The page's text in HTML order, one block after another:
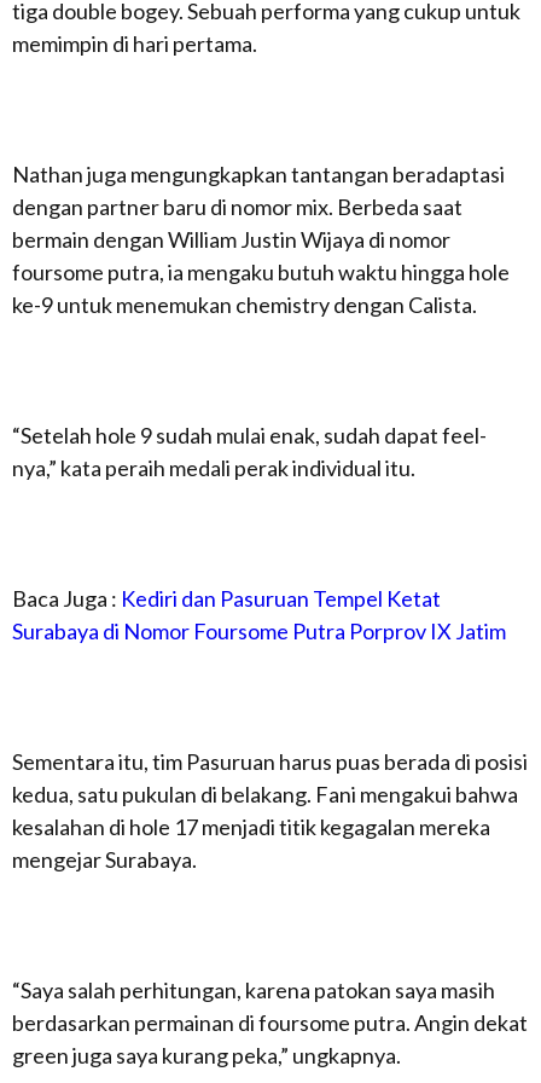
tiga double bogey. Sebuah performa yang cukup untuk
memimpin di hari pertama.
Nathan juga mengungkapkan tantangan beradaptasi
dengan partner baru di nomor mix. Berbeda saat
bermain dengan William Justin Wijaya di nomor
foursome putra, ia mengaku butuh waktu hingga hole
ke-9 untuk menemukan chemistry dengan Calista.
“Setelah hole 9 sudah mulai enak, sudah dapat feel-
nya,” kata peraih medali perak individual itu.
Baca Juga : Kediri dan Pasuruan Tempel Ketat
Surabaya di Nomor Foursome Putra Porprov IX Jatim
Sementara itu, tim Pasuruan harus puas berada di posisi
kedua, satu pukulan di belakang. Fani mengakui bahwa
kesalahan di hole 17 menjadi titik kegagalan mereka
mengejar Surabaya.
“Saya salah perhitungan, karena patokan saya masih
berdasarkan permainan di foursome putra. Angin dekat
green juga saya kurang peka,” ungkapnya.